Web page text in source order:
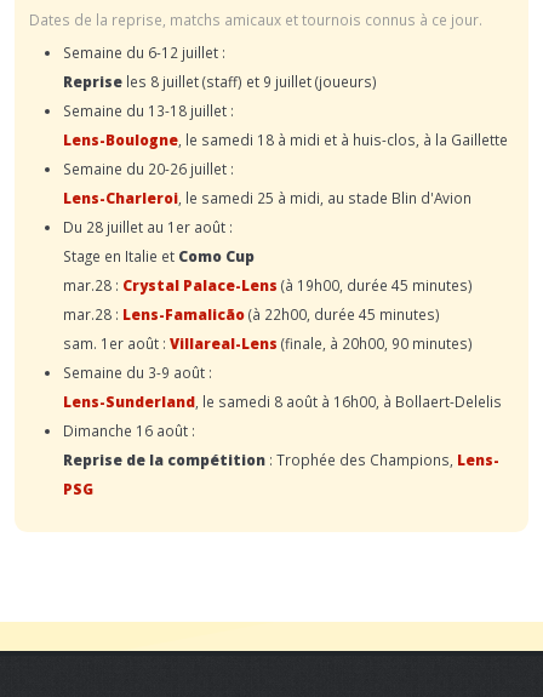
Dates de la reprise, matchs amicaux et tournois connus à ce jour.
Semaine du 6-12 juillet :
Reprise les 8 juillet (staff) et 9 juillet (joueurs)
Semaine du 13-18 juillet :
Lens-Boulogne , le samedi 18 à midi et à huis-clos, à la Gaillette
Semaine du 20-26 juillet :
Lens-Charleroi , le samedi 25 à midi, au stade Blin d'Avion
Du 28 juillet au 1er août :
Stage en Italie et Como Cup
mar.28 : Crystal Palace-Lens (à 19h00, durée 45 minutes)
mar.28 : Lens-Famalicão(à 22h00, durée 45 minutes)
sam. 1er août : Villareal-Lens (finale, à 20h00, 90 minutes)
Semaine du 3-9 août :
Lens-Sunderland , le samedi 8 août à 16h00, à Bollaert-Delelis
Dimanche 16 août :
Reprise de la compétition : Trophée des Champions, Lens-
PSG